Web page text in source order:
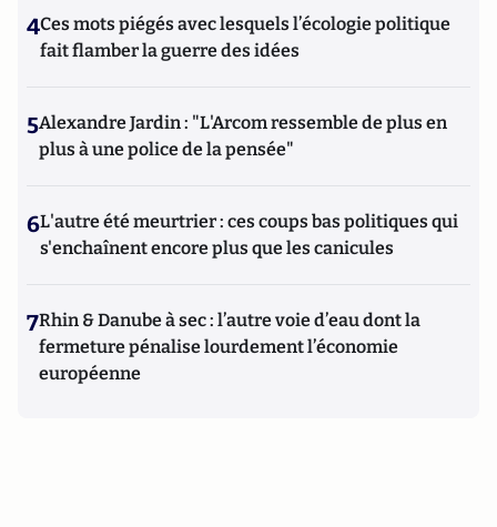
4Ces mots piégés avec lesquels l’écologie politique
fait flamber la guerre des idées
5Alexandre Jardin : "L'Arcom ressemble de plus en
plus à une police de la pensée"
6L'autre été meurtrier : ces coups bas politiques qui
s'enchaînent encore plus que les canicules
7Rhin & Danube à sec : l’autre voie d’eau dont la
fermeture pénalise lourdement l’économie
européenne